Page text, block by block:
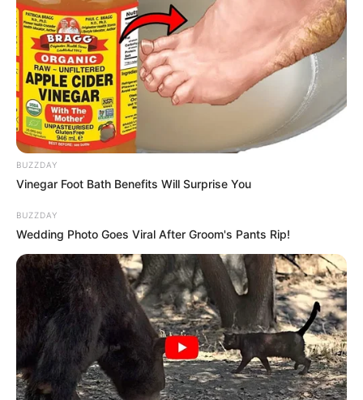
BUZZDAY
Vinegar Foot Bath Benefits Will Surprise You
BUZZDAY
Wedding Photo Goes Viral After Groom's Pants Rip!